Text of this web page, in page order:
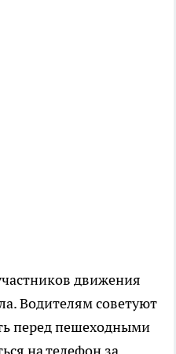
движения
Водителям советуют
перед пешеходными
на телефон за